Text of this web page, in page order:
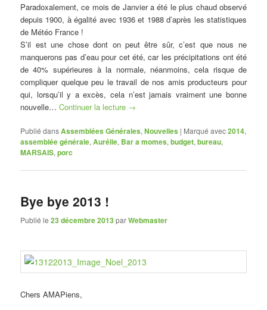
Paradoxalement, ce mois de Janvier a été le plus chaud observé
depuis 1900, à égalité avec 1936 et 1988 d’après les statistiques
de Météo France !
S’il est une chose dont on peut être sûr, c’est que nous ne
manquerons pas d’eau pour cet été, car les précipitations ont été
de 40% supérieures à la normale, néanmoins, cela risque de
compliquer quelque peu le travail de nos amis producteurs pour
qui, lorsqu’il y a excès, cela n’est jamais vraiment une bonne
nouvelle…Continuer la lecture →
Publié dansAssemblées Générales,Nouvelles | Marqué avec2014,
assemblée générale,Aurélie, Bar a momes,budget,bureau,
MARSAIS,porc
Bye bye 2013 !
Publié le23 décembre 2013parWebmaster
Chers AMAPiens,